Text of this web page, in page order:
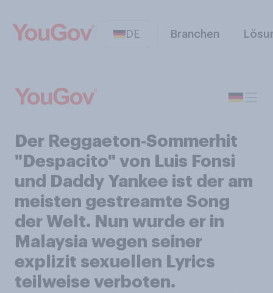
DE Branchen
Der Reggaeton‑Sommerhit
"Despacito" von Luis Fonsi
und Daddy Yankee ist der am
meisten gestreamte Song
der Welt. Nun wurde er in
Malaysia wegen seiner
explizit sexuellen Lyrics
teilweise verboten.